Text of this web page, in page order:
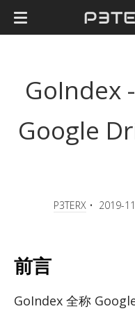
GoIndex
Google
P3TERX• 2019-
前言
GoIn­dex 全称